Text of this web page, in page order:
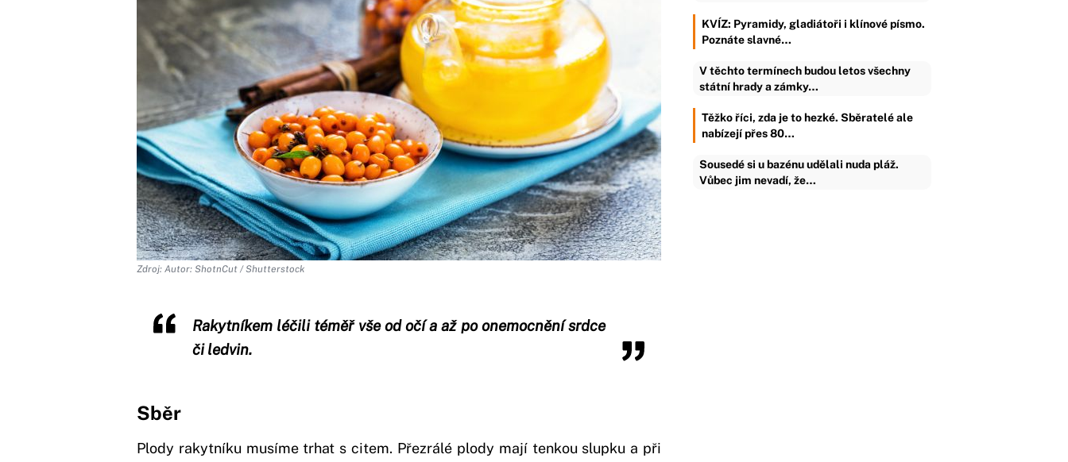
Zdroj: Autor: ShotnCut / Shutterstock
Rakytníkem léčili téměř vše od očí a až po onemocnění srdce
či ledvin.
Sběr
Plody rakytníku musíme trhat s citem. Přezrálé plody mají tenkou slupku a při
KVÍZ: Pyramidy, gladiátoři i klínové písmo.
Poznáte slavné…
V těchto termínech budou letos všechny
státní hrady a zámky…
Těžko říci, zda je to hezké. Sběratelé ale
nabízejí přes 80…
Sousedé si u bazénu udělali nuda pláž.
Vůbec jim nevadí, že…